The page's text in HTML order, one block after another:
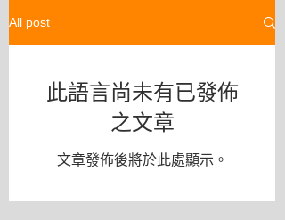
All post
此語言尚未有已發佈
之文章
文章發佈後將於此處顯示。